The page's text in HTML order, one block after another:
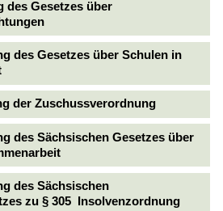
des Gesetzes über
des Gesetzes über Schulen in
der Zuschussverordnung
des Sächsischen Gesetzes über
des Sächsischen
zu § 305 Insolvenzordnung